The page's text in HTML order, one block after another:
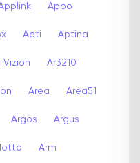
Appo
Apti Aptina
Vizion Ar3210
Area Area51
Argos Argus
Arm